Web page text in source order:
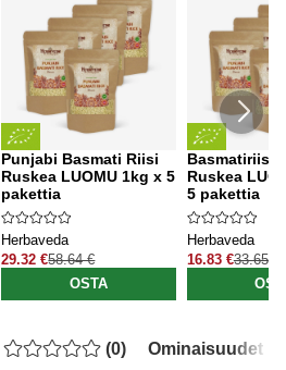
Punjabi Basmati Riisi
Ruskea LUOMU 1kg x 5
pakettia
Herbaveda
29.32 €58.64 €
OSTA
Basmatiriisi
Ruskea
5 pakettia
Herbaveda
16.83 €33.65 €
(0) Ominaisuudet